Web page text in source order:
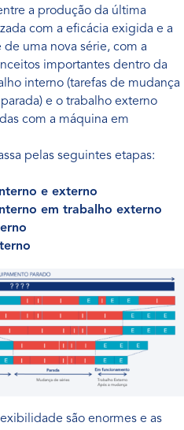
a produção da última
com a eficácia exigida e a
uma nova série, com a
importantes dentro da
interno (tarefas de mudança
e o trabalho externo
com a máquina em
pelas seguintes etapas:
e externo
em trabalho externo
são enormes e as